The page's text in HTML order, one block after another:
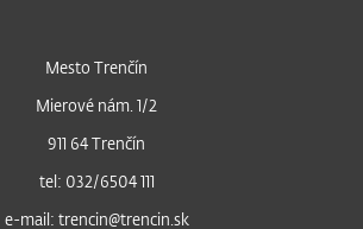
Mesto Trenčín
Mierové nám. 1/2
911 64 Trenčín
tel: 032/6504 111
e-mail: trencin@trencin.sk